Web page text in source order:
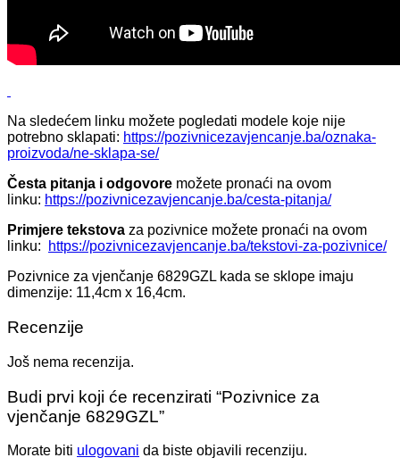
Na sledećem linku možete pogledati modele koje nije
potrebno sklapati: https://pozivnicezavjencanje.ba/oznaka-
proizvoda/ne-sklapa-se/
Česta pitanja i odgovore možete pronaći na ovom
linku: https://pozivnicezavjencanje.ba/cesta-pitanja/
Primjere tekstova za pozivnice možete pronaći na ovom
linku:
https://pozivnicezavjencanje.ba/tekstovi-za-pozivnice/
Pozivnice za vjenčanje 6829GZL kada se sklope imaju
dimenzije: 11,4cm x 16,4cm.
Recenzije
Još nema recenzija.
Budi prvi koji će recenzirati “Pozivnice za
vjenčanje 6829GZL”
Morate biti ulogovani da biste objavili recenziju.